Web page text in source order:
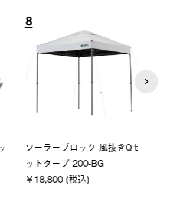
8
ソーラーブロック 風抜きQセ
ットタープ 200-BG
￥18,800 (税込)